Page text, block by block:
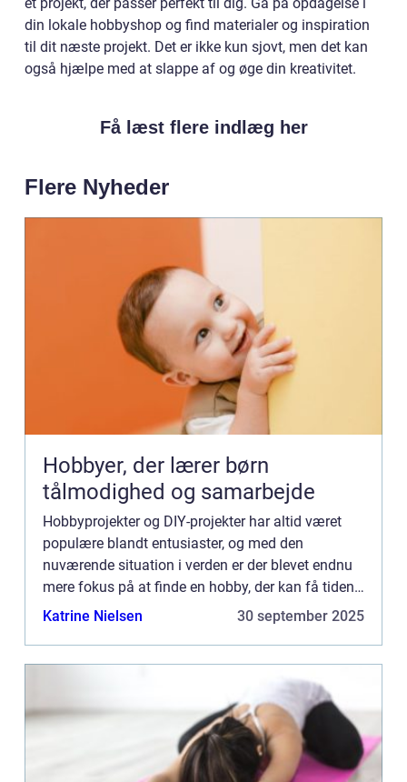
din lokale hobbyshop og find materialer og inspiration
til dit næste projekt. Det er ikke kun sjovt, men det kan
også hjælpe med at slappe af og øge din kreativitet.
Få læst flere indlæg her
Flere Nyheder
Hobbyer, der lærer børn
tålmodighed og samarbejde
Hobbyprojekter og DIY-projekter har altid været
populære blandt entusiaster, og med den
nuværende situation i verden er der blevet endnu
mere fokus på at finde en hobby, der kan få tiden
til at gå derhjemme. Heldig...
Katrine Nielsen 30 september 2025